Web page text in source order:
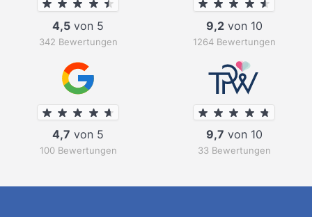
4,5 von 5
342 Bewertungen
9,2von 10
1264 Bewertungen
4,7 von 5
100 Bewertungen
9,7 von 10
33 Bewertungen